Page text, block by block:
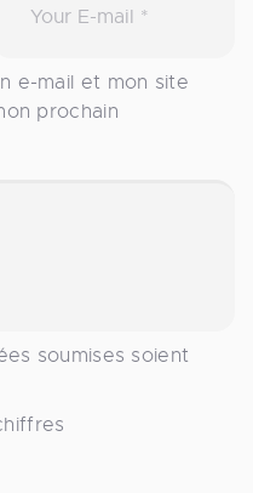
e-mail et mon site
prochain
soumises soient